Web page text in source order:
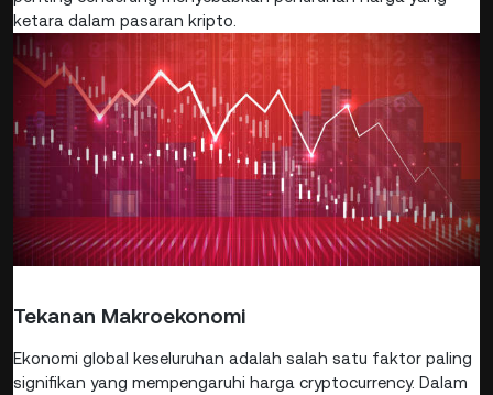
ketara dalam pasaran kripto.
Tekanan Makroekonomi
Ekonomi global keseluruhan adalah salah satu faktor paling
signifikan yang mempengaruhi harga cryptocurrency. Dalam